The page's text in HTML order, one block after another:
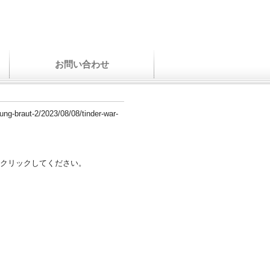
お問い合わせ
braut-2/2023/08/08/tinder-war-
リックしてください。